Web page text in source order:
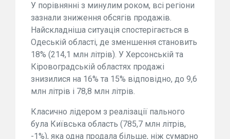
У порівнянні з минулим роком, всі регіони
зазнали зниження обсягів продажів.
Найскладніша ситуація спостерігається в
Одеській області, де зменшення становить
18% (214,1 млн літрів). У Херсонській та
Кіровоградській областях продажі
знизилися на 16% та 15% відповідно, до 9,6
млн літрів і 78,8 млн літрів.
Класично лідером з реалізації пального
була Київська область (785,7 млн літрів,
-1%), яка одна продала більше, ніж сумарно